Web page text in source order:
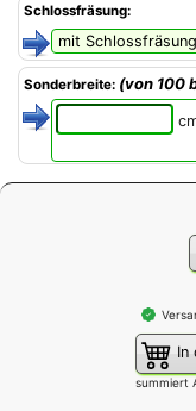
Schlossfräsung:
Sonderbreite: (von 100
In
summiert